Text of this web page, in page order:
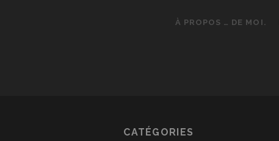
À PROPOS … DE MOI.
CATÉGORIES